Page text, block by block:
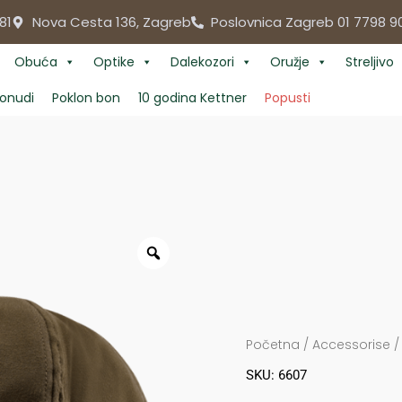
Nova Cesta 136, Zagreb Poslovnica Zagreb 01 7798
Obuća Optike Dalekozori Oružje Streljivo
Poklon bon 10 godina Kettner Popusti
Početna / Accessorise /
SKU: 6607